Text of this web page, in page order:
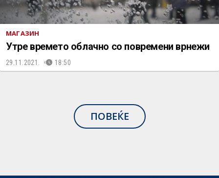
МАГАЗИН
Утре времето облачно со повремени врнежи
29.11.2021. 18:50
ПОВЕЌЕ